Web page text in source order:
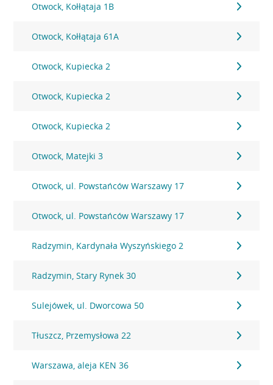
Otwock, Kołłątaja 1B
Otwock, Kołłątaja 61A
Otwock, Kupiecka 2
Otwock, Kupiecka 2
Otwock, Kupiecka 2
Otwock, Matejki 3
Otwock, ul. Powstańców Warszawy 17
Otwock, ul. Powstańców Warszawy 17
Radzymin, Kardynała Wyszyńskiego 2
Radzymin, Stary Rynek 30
Sulejówek, ul. Dworcowa 50
Tłuszcz, Przemysłowa 22
Warszawa, aleja KEN 36